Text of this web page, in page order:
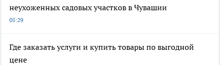
неухоженных садовых участков в Чувашии
05:29
Где заказать услуги и купить товары по выгодной
цене